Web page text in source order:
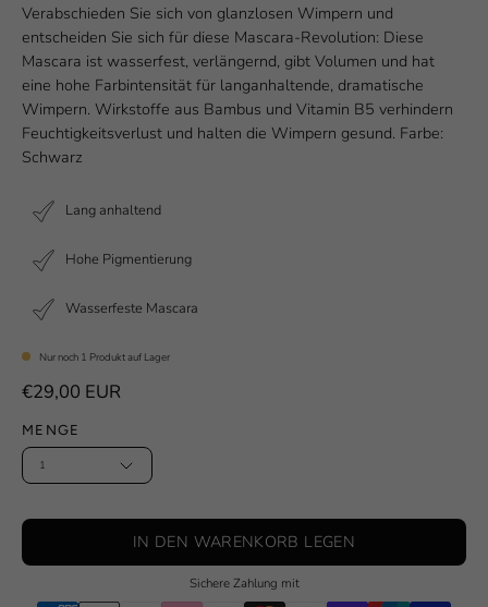
Verabschieden Sie sich von glanzlosen Wimpern und
entscheiden Sie sich für diese Mascara-Revolution: Diese
Mascara ist wasserfest, verlängernd, gibt Volumen und hat
eine hohe Farbintensität für langanhaltende, dramatische
Wimpern. Wirkstoffe aus Bambus und Vitamin B5 verhindern
Feuchtigkeitsverlust und halten die Wimpern gesund. Farbe:
Schwarz
Lang anhaltend
Hohe Pigmentierung
Wasserfeste Mascara
Nur noch 1 Produkt auf Lager
€29,00 EUR
MENGE
1
IN DEN WARENKORB LEGEN
Sichere Zahlung mit